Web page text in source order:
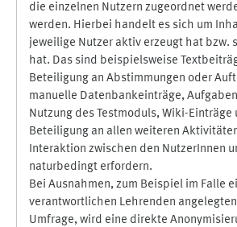
die einzelnen Nutzern zugeordnet
werden. Hierbei handelt es sich um
jeweilige Nutzer aktiv erzeugt hat bzw.
hat. Das sind beispielsweise
Beteiligung an Abstimmungen oder
manuelle Datenbankeinträge,
Nutzung des Testmoduls, Wiki-Einträge
Beteiligung an allen weiteren
Interaktion zwischen den NutzerInnen
naturbedingt erfordern.
Bei Ausnahmen, zum Beispiel im Falle
verantwortlichen Lehrenden
Umfrage, wird eine direkte